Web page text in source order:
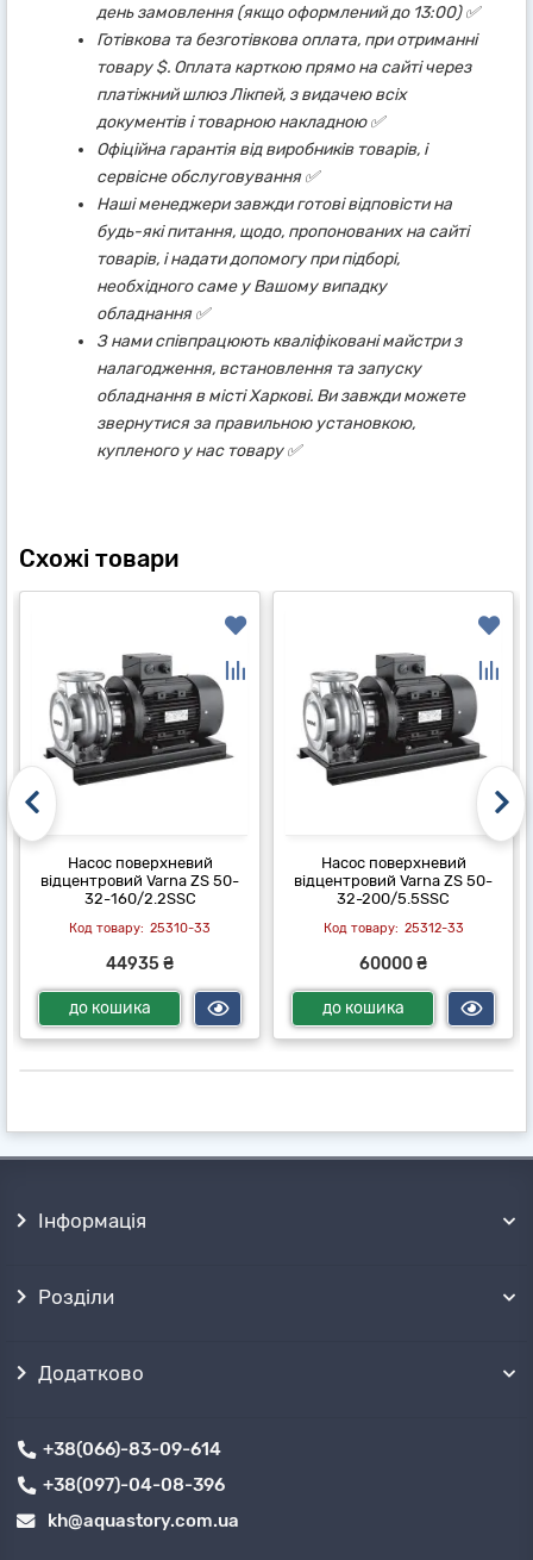
день замовлення (якщо оформлений до 13:00) ✅
Готівкова та безготівкова оплата, при отриманні
товару $. Оплата карткою прямо на сайті через
платіжний шлюз Лікпей, з видачею всіх
документів і товарною накладною ✅
Офіційна гарантія від виробників товарів, і
сервісне обслуговування ✅
Наші менеджери завжди готові відповісти на
будь-які питання, щодо, пропонованих на сайті
товарів, і надати допомогу при підборі,
необхідного саме у Вашому випадку
обладнання ✅
З нами співпрацюють кваліфіковані майстри з
налагодження, встановлення та запуску
обладнання в місті Харкові. Ви завжди можете
звернутися за правильною установкою,
купленого у нас товару ✅
Схожі товари
Насос поверхневий
відцентровий Varna ZS 50-
32-160/2.2SSC
25310-33
44935 ₴
до кошика
Насос поверхневий
відцентровий Varna ZS 50-
32-200/5.5SSC
25312-33
60000 ₴
до кошика
Інформація
Розділи
Додатково
+38(066)-83-09-614
+38(097)-04-08-396
kh@aquastory.com.ua